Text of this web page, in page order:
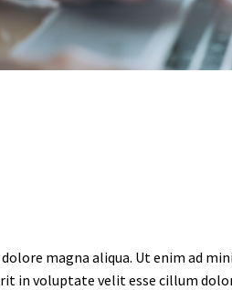
magna aliqua. Ut enim ad
in voluptate velit esse cillum